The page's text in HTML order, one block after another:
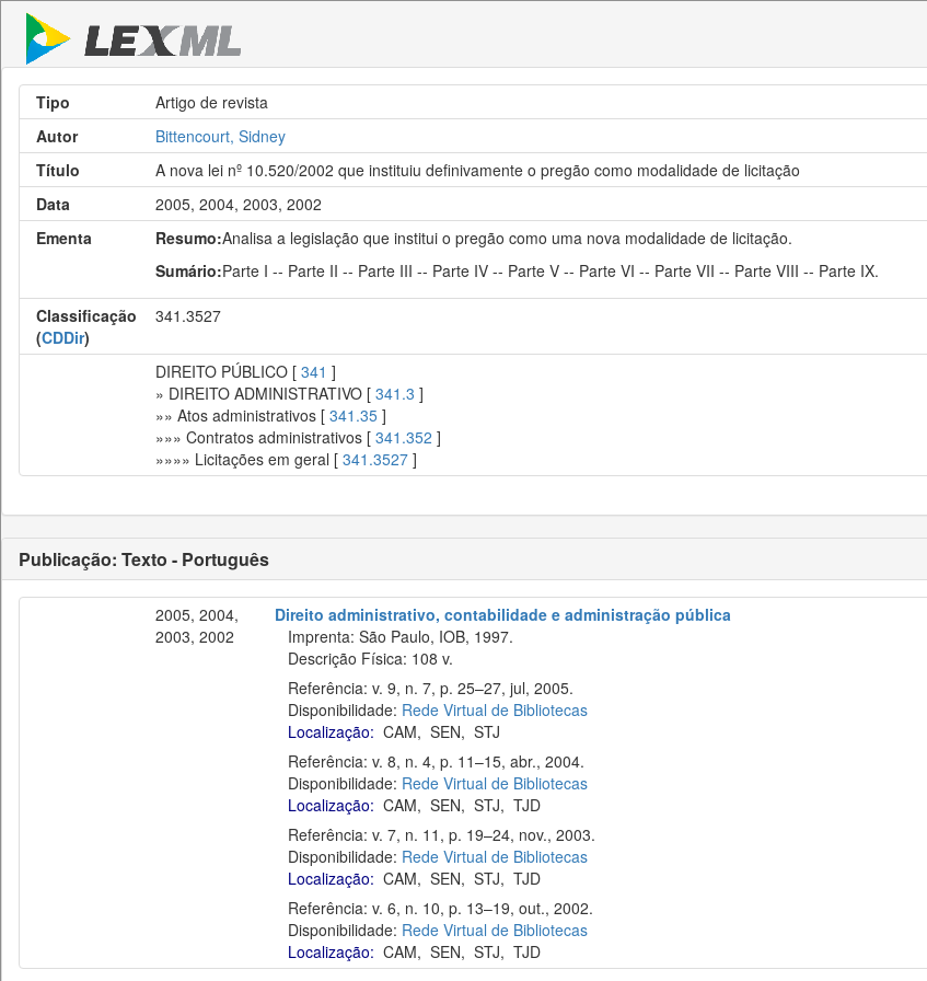
Tipo
Artigo de revista
Autor
Bittencourt, Sidney
Título
A nova lei nº 10.520/2002 que instituiu definivamente o pregão como modalidade de licitação
Data
2005, 2004, 2003, 2002
Ementa
Resumo:Analisa a legislação que institui o pregão como uma nova modalidade de licitação.
Sumário:Parte I -- Parte II -- Parte III -- Parte IV -- Parte V -- Parte VI -- Parte VII -- Parte VIII -- Parte IX.
Classificação
(CDDir)
341.3527
DIREITO PÚBLICO [ 341 ]
» DIREITO ADMINISTRATIVO [ 341.3 ]
»» Atos administrativos [ 341.35 ]
»»» Contratos administrativos [ 341.352 ]
»»»» Licitações em geral [ 341.3527 ]
Publicação: Texto - Português
2005, 2004,
2003, 2002
Direito administrativo, contabilidade e administração pública
Imprenta: São Paulo, IOB, 1997.
Descrição Física: 108 v.
Referência: v. 9, n. 7, p. 25–27, jul, 2005.
Disponibilidade: Rede Virtual de Bibliotecas
Localização: CAM, SEN, STJ
Referência: v. 8, n. 4, p. 11–15, abr., 2004.
Disponibilidade: Rede Virtual de Bibliotecas
Localização: CAM, SEN, STJ, TJD
Referência: v. 7, n. 11, p. 19–24, nov., 2003.
Disponibilidade: Rede Virtual de Bibliotecas
Localização: CAM, SEN, STJ, TJD
Referência: v. 6, n. 10, p. 13–19, out., 2002.
Disponibilidade: Rede Virtual de Bibliotecas
Localização: CAM, SEN, STJ, TJD